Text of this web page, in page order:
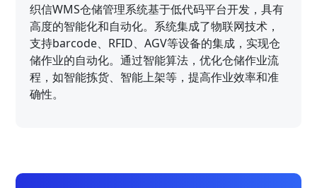
织信WMS仓储管理系统基于低代码平台开发，具有
高度的智能化和自动化。系统集成了物联网技术，
支持barcode、RFID、AGV等设备的集成，实现仓
储作业的自动化。通过智能算法，优化仓储作业流
程，如智能拣货、智能上架等，提高作业效率和准
确性。